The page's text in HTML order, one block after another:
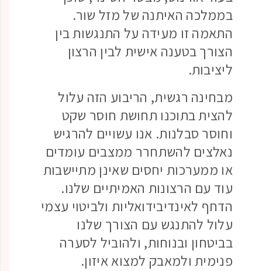
בממלכה האיתנה של מזל שור.
התאמה זו מעידה על התנגשות בין
הצורך בטענה אישית לבין הרצון
ליציבות.
מבחינה רגשית, הריבוע הזה עלול
להצית בתוכנו תחושת חוסר שקט
וחוסר סבלנות. אנו עשויים להרגיש
נאלצים להשתחרר ממצבים עומדים
או ממערכות יחסים שאינן מתיישבות
עוד עם הרצונות האמיתיים שלנו.
הדחף לאינדיבידואליות ולביטוי עצמי
עלול להתנגש עם הצורך שלנו
בביטחון ובנוחות, ולהוביל לסערה
פנימית ולמאבק למצוא איזון.